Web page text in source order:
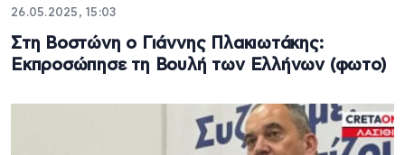
26.05.2025, 15:03
Στη Βοστώνη ο Γιάννης Πλακιωτάκης:
Εκπροσώπησε τη Βουλή των Ελλήνων (φωτο)